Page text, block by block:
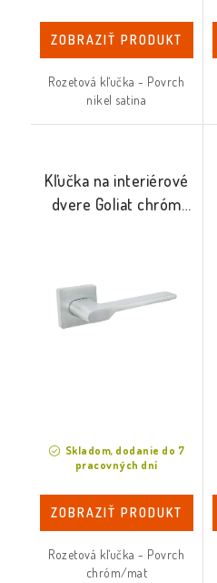
ZOBRAZIŤ PRODUKT
Rozetová kľučka - Povrch
nikel satina
Kľučka na interiérové
dvere Goliat chróm
Skladom, dodanie do 7
pracovných dní
ZOBRAZIŤ PRODUKT
Rozetová kľučka - Povrch
chróm/mat